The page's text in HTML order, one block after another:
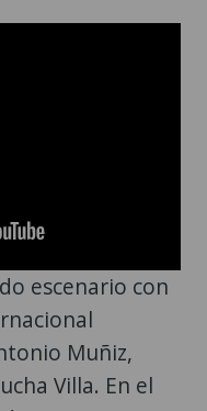
escenario con
Muñiz,
Villa. En el